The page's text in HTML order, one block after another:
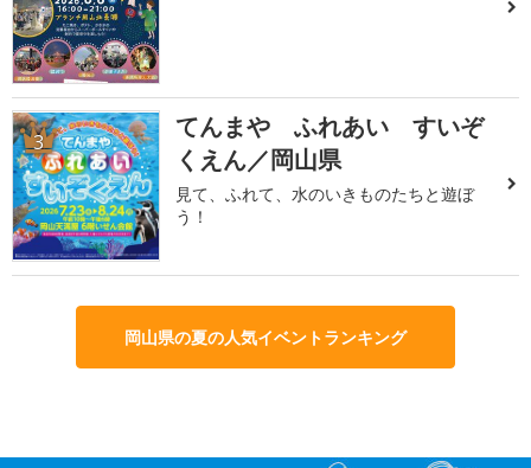
3
てんまや ふれあい すいぞ
くえん／岡山県
見て、ふれて、水のいきものたちと遊ぼ
う！
岡山県の夏の人気イベントランキング